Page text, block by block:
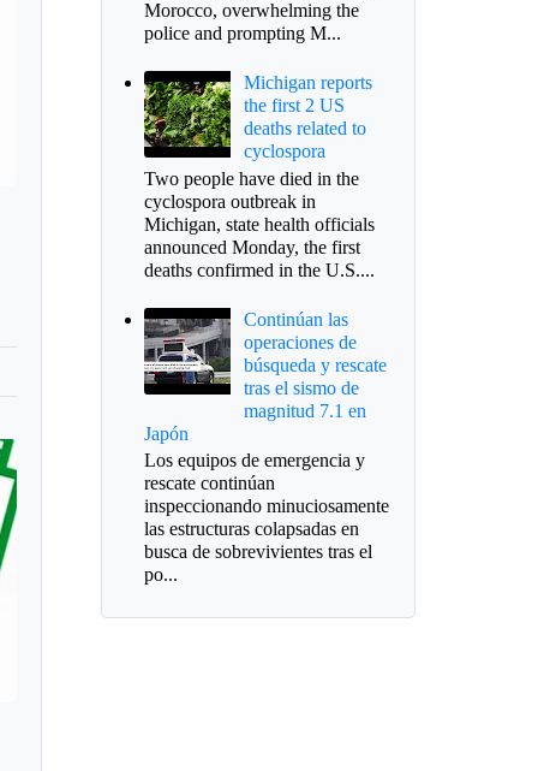
Morocco, overwhelming the
police and prompting M...
Michigan reports
the first 2 US
deaths related to
cyclospora
Two people have died in the
cyclospora outbreak in
Michigan, state health officials
announced Monday, the first
deaths confirmed in the U.S....
Continúan las
operaciones de
búsqueda y rescate
tras el sismo de
magnitud 7.1 en
Japón
Los equipos de emergencia y
rescate continúan
inspeccionando minuciosamente
las estructuras colapsadas en
busca de sobrevivientes tras el
po...